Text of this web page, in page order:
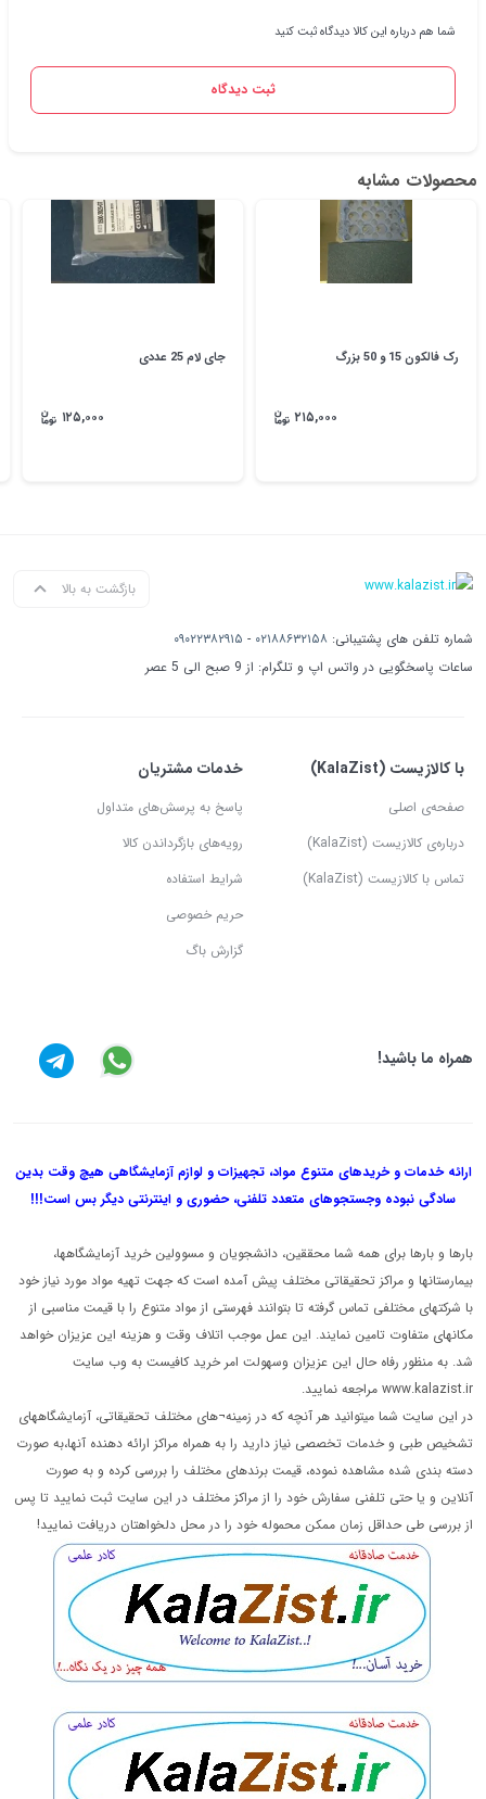
شما هم درباره این کالا دیدگاه ثبت کنید
ثبت دیدگاه
محصولات مشابه
رک فالکون 15 و 50 بزرگ
۲۱۵,۰۰۰
جای لام 25 عددی
۱۲۵,۰۰۰
بازگشت به بالا
شماره تلفن های پشتیبانی: ۰۲۱۸۸۶۳۲۱۵۸ - ۰۹۰۲۲۳۸۲۹۱۵
ساعات پاسخگویی در واتس اپ و تلگرام: از 9 صبح الی 5 عصر
با کالازیست (KalaZist)
صفحه‌ی اصلی
درباره‌ی کالازیست (KalaZist)
تماس با کالازیست (KalaZist)
خدمات مشتریان
پاسخ به پرسش‌های متداول
رویه‌های بازگرداندن کالا
شرایط استفاده
حریم خصوصی
گزارش باگ
همراه ما باشید!
ارائه خدمات و خریدهای متنوع مواد، تجهیزات و لوازم آزمایشگاهی هیچ وقت بدین
سادگی نبوده وجستجوهای متعدد تلفنی، حضوری و اینترنتی دیگر بس است!!!
بارها و بارها برای همه شما محققین، دانشجویان و مسوولین خرید آزمایشگاهها،
بیمارستانها و مراکز تحقیقاتی مختلف پیش آمده است که جهت تهیه مواد مورد نیاز خود
با شرکتهای مختلفی تماس گرفته تا بتوانند فهرستی از مواد متنوع را با قیمت مناسبی از
مکانهای متفاوت تامین نمایند. این عمل موجب اتلاف وقت و هزینه این عزیزان خواهد
شد. به منظور رفاه حال این عزیزان وسهولت امر خرید کافیست به وب سایت
www.kalazist.ir مراجعه نمایید.
در این سایت شما میتوانید هر آنچه که در زمینه¬های مختلف تحقیقاتی، آزمایشگاههای
تشخیص طبی و خدمات تخصصی نیاز دارید را به همراه مراکز ارائه دهنده آنها،به صورت
دسته بندی شده مشاهده نموده، قیمت برندهای مختلف را بررسی کرده و به صورت
آنلاین و یا حتی تلفنی سفارش خود را از مراکز مختلف در این سایت ثبت نمایید تا پس
از بررسی طی حداقل زمان ممکن محموله خود را در محل دلخواهتان دریافت نمایید!